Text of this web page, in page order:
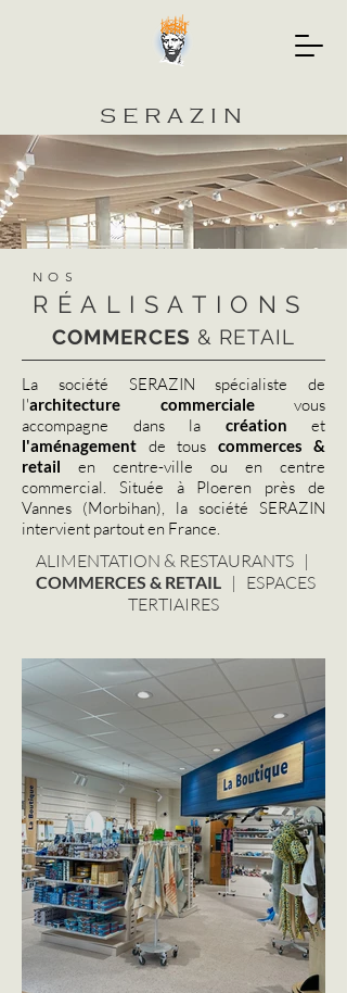
SERAZIN
NOS
RÉALISATIONS
COMMERCES & RETAIL
La société SERAZIN spécialiste de
l'architecture commercialevous
accompagne dans la création et
l'aménagement de tous commerces &
retail en centre-ville ou en centre
commercial. Située à Ploeren près de
Vannes (Morbihan), la société SERAZIN
intervient partout en France.
ALIMENTATION & RESTAURANTS|
COMMERCES & RETAIL| ESPACES
TERTIAIRES